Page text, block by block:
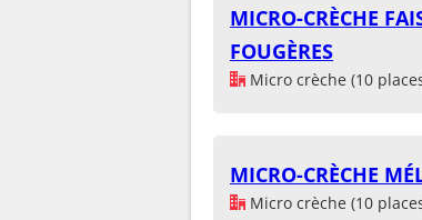
MICRO-CRÈCHE
FOUGÈRES
Micro crèche (10
MICRO-CRÈCHE
Micro crèche (10